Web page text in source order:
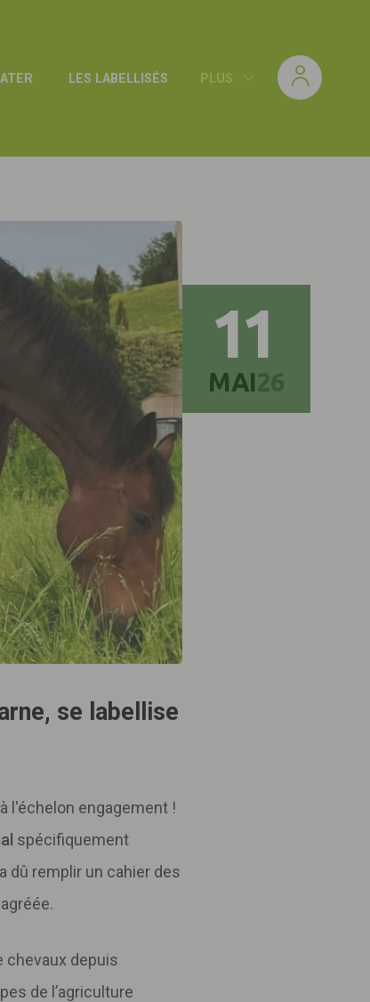
LES LABELLISÉS PLUS
11
MAI26
se labellise
l'échelon engagement !
spécifiquement
dû remplir un cahier des
chevaux depuis
de l’agriculture